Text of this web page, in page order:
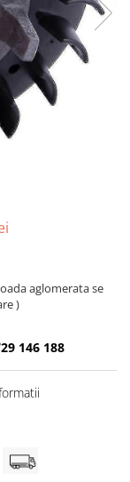
aglomerata se
)
146 188